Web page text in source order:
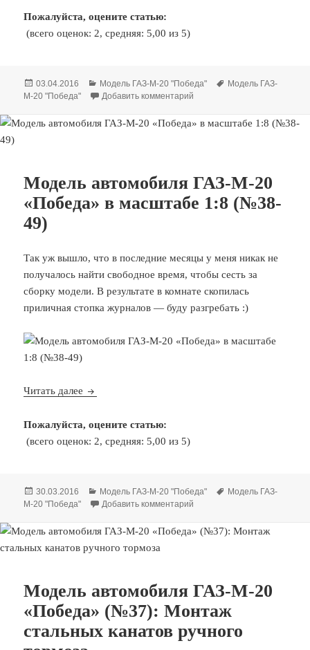
Пожалуйста, оцените статью:
(всего оценок: 2, средняя: 5,00 из 5)
Опубликовано
03.04.2016 Рубрики
Модель ГАЗ-М-20 "Победа" Метки
Модель ГАЗ-
М-20 "Победа"
Добавить комментарий
Модель автомобиля ГАЗ-М-20
«Победа» в масштабе 1:8 (№38-
49)
Так уж вышло, что в последние месяцы у меня никак не
получалось найти свободное время, чтобы сесть за
сборку модели. В результате в комнате скопилась
приличная стопка журналов — буду разгребать :)
Читать далее Модель автомобиля ГАЗ-М-20 «Победа» в
Пожалуйста, оцените статью:
(всего оценок: 2, средняя: 5,00 из 5)
Опубликовано
30.03.2016 Рубрики
Модель ГАЗ-М-20 "Победа" Метки
Модель ГАЗ-
М-20 "Победа"
Добавить комментарий
Модель автомобиля ГАЗ-М-20
«Победа» (№37): Монтаж
стальных канатов ручного